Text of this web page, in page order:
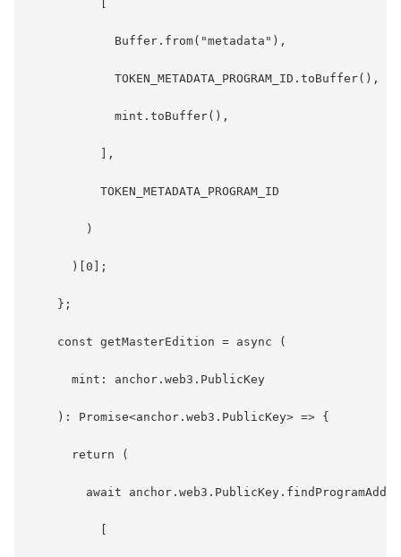
Buffer.from("metadata"),
TOKEN_METADATA_PROGRAM_ID.toBuffer(),
mint.toBuffer(),
],
TOKEN_METADATA_PROGRAM_ID
)
)[0];
};
const getMasterEdition = async (
mint: anchor.web3.PublicKey
): Promise<anchor.web3.PublicKey> => {
return (
await